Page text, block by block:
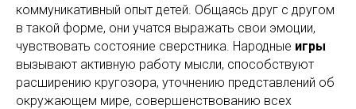
коммуникативный опыт детей. Общаясь друг с другом
в такой форме, они учатся выражать свои эмоции,
чувствовать состояние сверстника. Народные игры
вызывают активную работу мысли, способствуют
расширению кругозора, уточнению представлений об
окружающем мире, совершенствованию всех